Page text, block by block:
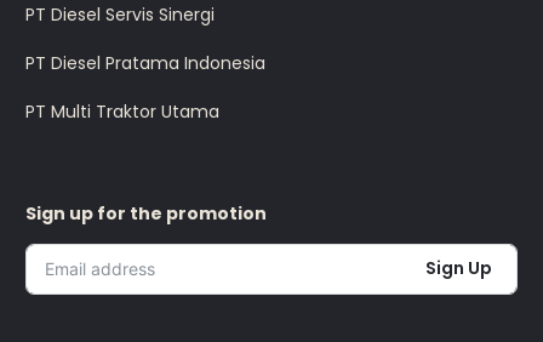
PT Diesel Servis Sinergi
PT Diesel Pratama Indonesia
PT Multi Traktor Utama
Sign up for the promotion
Sign Up